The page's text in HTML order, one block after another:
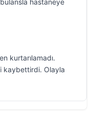
hastaneye
kurtarılamadı.
kaybettirdi. Olayla